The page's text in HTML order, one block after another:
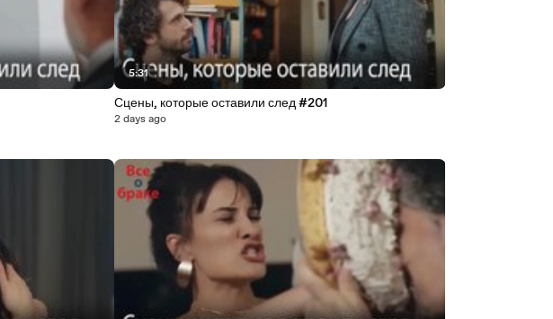
5:31
Сцены, которые оставили след #201
2 days ago